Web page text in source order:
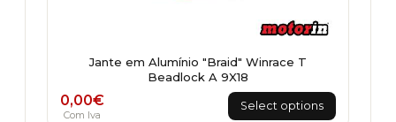
Jante em Alumínio "Braid" Winrace T
Beadlock A 9X18
0,00€
Com Iva
Select options